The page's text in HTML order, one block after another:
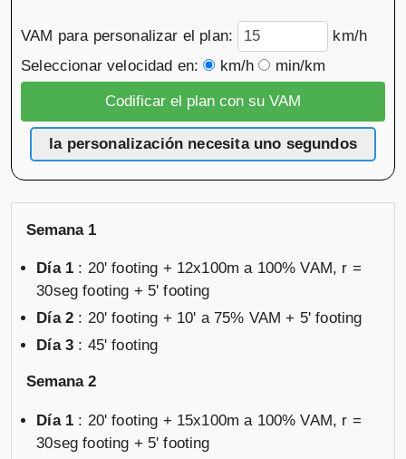
VAM para personalizar el plan:
km/h
Seleccionar velocidad en:
km/h min/km
la personalización necesita uno segundos
Semana 1
Día 1 : 20' footing + 12x100m a 100% VAM, r =
30seg footing + 5' footing
Día 2 : 20' footing + 10' a 75% VAM + 5' footing
Día 3 : 45' footing
Semana 2
Día 1 : 20' footing + 15x100m a 100% VAM, r =
30seg footing + 5' footing